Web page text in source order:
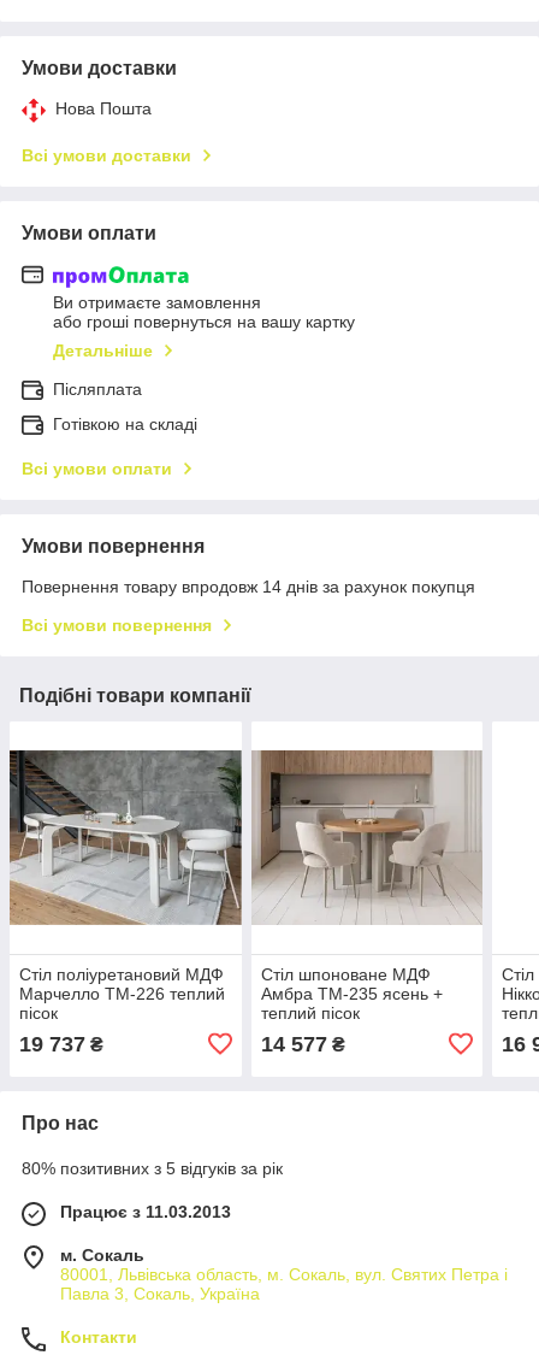
Умови доставки
Нова Пошта
Всі умови доставки
Умови оплати
Ви отримаєте замовлення
або гроші повернуться на вашу картку
Детальніше
Післяплата
Готівкою на складі
Всі умови оплати
Умови повернення
Повернення товару впродовж 14 днів за рахунок покупця
Всі умови повернення
Подібні товари компанії
Стіл поліуретановий МДФ
Марчелло TM-226 теплий
пісок
19 737 ₴
Стіл шпоноване МДФ
Амбра TM-235 ясень +
теплий пісок
14 577₴ 16
Про нас
80% позитивних з 5 відгуків за рік
Працює з 11.03.2013
м. Сокаль
80001, Львівська область, м. Сокаль, вул. Святих Петра і
Павла 3, Сокаль, Україна
Контакти